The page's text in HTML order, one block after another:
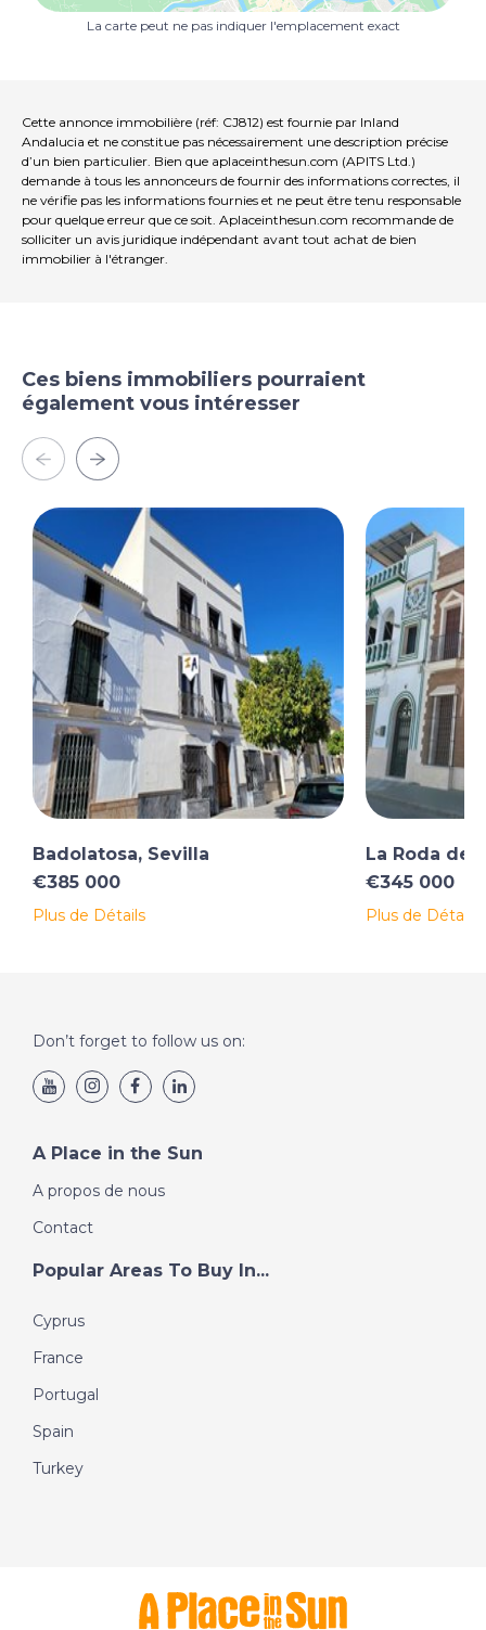
La carte peut ne pas indiquer l'emplacement exact
Cette annonce immobilière (réf: CJ812) est fournie par Inland
Andalucia et ne constitue pas nécessairement une description précise
d’un bien particulier. Bien que aplaceinthesun.com (APITS Ltd.)
demande à tous les annonceurs de fournir des informations correctes, il
ne vérifie pas les informations fournies et ne peut être tenu responsable
pour quelque erreur que ce soit. Aplaceinthesun.com recommande de
solliciter un avis juridique indépendant avant tout achat de bien
immobilier à l'étranger.
Ces biens immobiliers pourraient
également vous intéresser
Badolatosa, Sevilla
€385 000
Plus de Détails
La Roda de
€345 000
Plus de Détails
Don’t forget to follow us on:
A Place in the Sun
A propos de nous
Contact
Popular Areas To Buy In...
Cyprus
France
Portugal
Spain
Turkey